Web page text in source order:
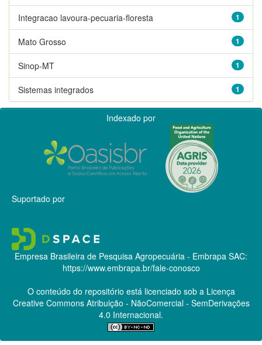
1
Integracao lavoura-pecuaria-floresta
1
Mato Grosso
1
Sinop-MT
1
Sistemas integrados
Indexado por
Suportado por
Empresa Brasileira de Pesquisa Agropecuária - Embrapa SAC:
https://www.embrapa.br/fale-conosco
O conteúdo do repositório está licenciado sob a Licença
Creative CommonsAtribuição - NãoComercial - SemDerivações
4.0 Internacional.